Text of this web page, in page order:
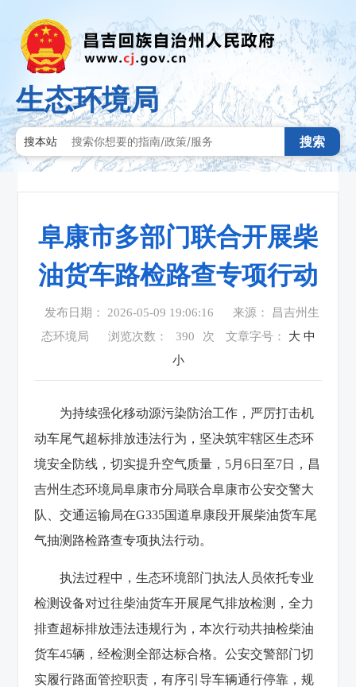
生态环境局
搜本站 搜索
阜康市多部门联合开展柴
油货车路检路查专项行动
发布日期： 2026-05-09 19:06:16
来源： 昌吉州生
态环境局
浏览次数： 390 次 文章字号： 大 中
小
为持续强化移动源污染防治工作，严厉打击机
动车尾气超标排放违法行为，坚决筑牢辖区生态环
境安全防线，切实提升空气质量，5月6日至7日，昌
吉州生态环境局阜康市分局联合阜康市公安交警大
队、交通运输局在G335国道阜康段开展柴油货车尾
气抽测路检路查专项执法行动。
执法过程中，生态环境部门执法人员依托专业
检测设备对过往柴油货车开展尾气排放检测，全力
排查超标排放违法违规行为，本次行动共抽检柴油
货车45辆，经检测全部达标合格。公安交警部门切
实履行路面管控职责，有序引导车辆通行停靠，规